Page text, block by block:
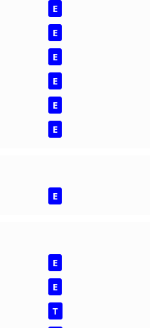
E
E
E
E
E
E
E
E
E
T